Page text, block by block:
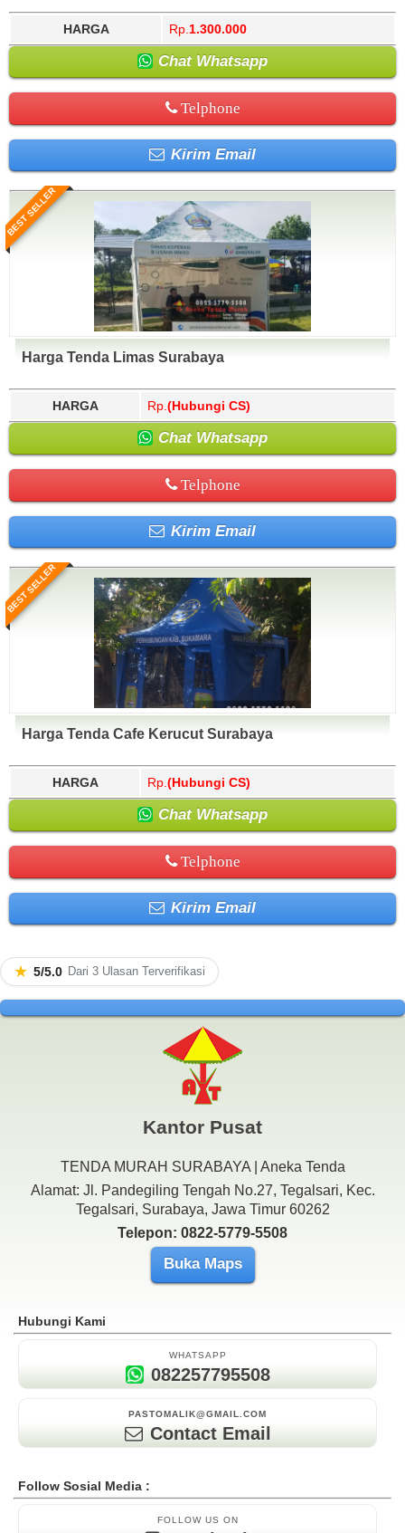
HARGA Rp. 1.300.000
Chat Whatsapp
Telphone
Kirim Email
BEST SELLER
Harga Tenda Limas Surabaya
HARGA Rp. (Hubungi CS)
Chat Whatsapp
Telphone
Kirim Email
BEST SELLER
Harga Tenda Cafe Kerucut Surabaya
HARGA Rp. (Hubungi CS)
Chat Whatsapp
Telphone
Kirim Email
★ 5/5.0 Dari 3 Ulasan Terverifikasi
Kantor Pusat
TENDA MURAH SURABAYA | Aneka Tenda
Alamat: Jl. Pandegiling Tengah No.27, Tegalsari, Kec.
Tegalsari, Surabaya, Jawa Timur 60262
Telepon: 0822-5779-5508
Buka Maps
Hubungi Kami
WHATSAPP
082257795508
PASTOMALIK@GMAIL.COM
Contact Email
Follow Sosial Media :
FOLLOW US ON